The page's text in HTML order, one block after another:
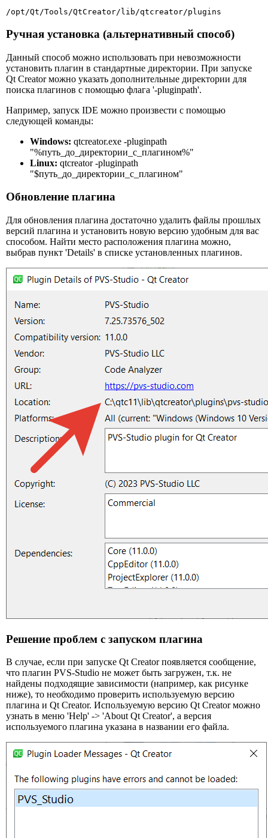
/opt/Qt/Tools/QtCreator/lib/qtcreator/plugins
Ручная установка (альтернативный способ)
Данный способ можно использовать при невозможности
установить плагин в стандартные директории. При запуске
Qt Creator можно указать дополнительные директории для
поиска плагинов с помощью флага '-pluginpath'.
Например, запуск IDE можно произвести с помощью
следующей команды:
Windows: qtcreator.exe -pluginpath
"%путь_до_директории_с_плагином%"
Linux: qtcreator -pluginpath
"$путь_до_директории_с_плагином"
Обновление плагина
Для обновления плагина достаточно удалить файлы прошлых
версий плагина и установить новую версию удобным для вас
способом. Найти место расположения плагина можно,
выбрав пункт 'Details' в списке установленных плагинов.
Решение проблем с запуском плагина
В случае, если при запуске Qt Creator появляется сообщение,
что плагин PVS-Studio не может быть загружен, т.к. не
найдены подходящие зависимости (например, как рисунке
ниже), то необходимо проверить используемую версию
плагина и Qt Creator. Используемую версию Qt Creator можно
узнать в меню 'Help' -> 'About Qt Creator', а версия
используемого плагина указана в названии его файла.